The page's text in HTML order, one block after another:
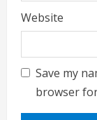
Website
Save my
browser